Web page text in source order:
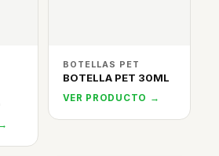
BOTELLAS PET
BOTELLA PET 30ML
VER PRODUCTO →